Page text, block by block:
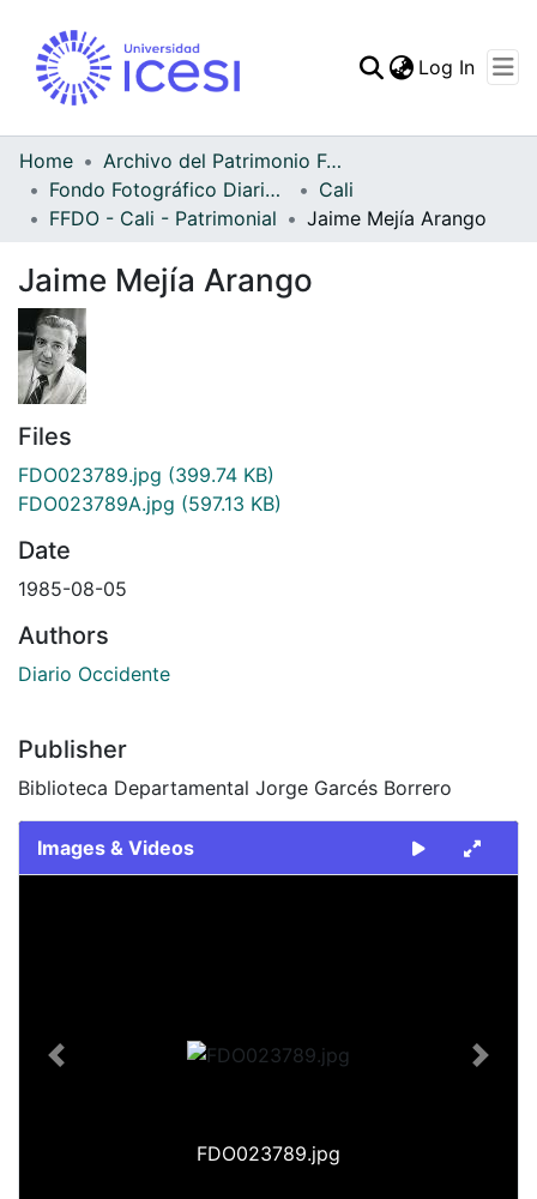
Statistics
Log In
Home
Archivo del Patrimonio Fotográfico y Fílmico del Valle del Cauca
Fondo Fotográfico Diario Occidente
Cali
FFDO - Cali - Patrimonial
Jaime Mejía Arango
Jaime Mejía Arango
Files
FDO023789.jpg (399.74 KB)
FDO023789A.jpg (597.13 KB)
Date
1985-08-05
Authors
Diario Occidente
Publisher
Biblioteca Departamental Jorge Garcés Borrero
Images & Videos
FDO023789.jpg
Previous Next